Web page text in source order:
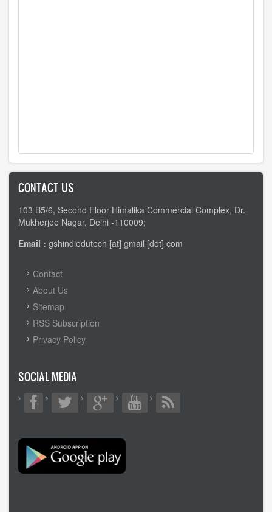
CONTACT US
103 B5/6, Second Floor Himalika Commercial Complex, Dr.
Mukherjee Nagar, Delhi -110009;
Email : gshindiedutech [at] gmail [dot] com
FOOTER
MENU
Contact
About Us
Sitemap
RSS Subscription
Privacy Policy
SOCIAL MEDIA